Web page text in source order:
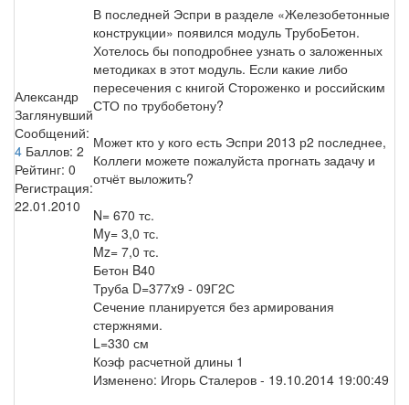
Александр
Заглянувший
Сообщений:
4 Баллов: 2
Рейтинг: 0
Регистрация:
22.01.2010
В последней Эспри в разделе «Железобетонные
конструкции» появился модуль ТрубоБетон.
Хотелось бы поподробнее узнать о заложенных
методиках в этот модуль. Если какие либо
пересечения с книгой Стороженко и российским
СТО по трубобетону?
Может кто у кого есть Эспри 2013 р2 последнее,
Коллеги можете пожалуйста прогнать задачу и
отчёт выложить?
N= 670 тс.
My= 3,0 тс.
Mz= 7,0 тс.
Бетон B40
Труба D=377x9 - 09Г2С
Сечение планируется без армирования
стержнями.
L=330 см
Коэф расчетной длины 1
Изменено: Игорь Сталеров - 19.10.2014 19:00:49